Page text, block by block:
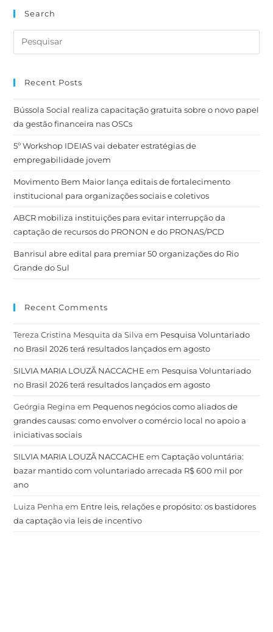
Search
Recent Posts
Bússola Social realiza capacitação gratuita sobre o novo papel
da gestão financeira nas OSCs
5º Workshop IDEIAS vai debater estratégias de
empregabilidade jovem
Movimento Bem Maior lança editais de fortalecimento
institucional para organizações sociais e coletivos
ABCR mobiliza instituições para evitar interrupção da
captação de recursos do PRONON e do PRONAS/PCD
Banrisul abre edital para premiar 50 organizações do Rio
Grande do Sul
Recent Comments
Tereza Cristina Mesquita da Silva em Pesquisa Voluntariado
no Brasil 2026 terá resultados lançados em agosto
SILVIA MARIA LOUZÃ NACCACHE em Pesquisa Voluntariado
no Brasil 2026 terá resultados lançados em agosto
Geórgia Regina em Pequenos negócios como aliados de
grandes causas: como envolver o comércio local no apoio a
iniciativas sociais
SILVIA MARIA LOUZÃ NACCACHE emCaptação voluntária:
bazar mantido com voluntariado arrecada R$ 600 mil por
ano
Luiza Penha em Entre leis, relações e propósito: os bastidores
da captação via leis de incentivo